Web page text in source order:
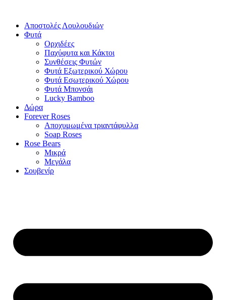
Αποστολές Λουλουδιών
Φυτά
Ορχιδέες
Παχύφυτα και Κάκτοι
Συνθέσεις Φυτών
Φυτά Εξωτερικού Χώρου
Φυτά Εσωτερικού Χώρου
Φυτά Μπονσάι
Lucky Bamboo
Δώρα
Forever Roses
Αποχυμωμένα τριαντάφυλλα
Soap Roses
Rose Βears
Μικρά
Μεγάλα
Σουβενίρ